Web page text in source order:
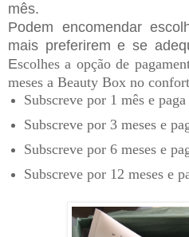
mês.
Podem encomendar
mais preferirem e se
Escolhes a opção de
meses a Beauty Box no
Subscreve por 1 mês e paga
Subscreve por 3 meses e
Subscreve por 6 meses e
Subscreve por 12 meses e